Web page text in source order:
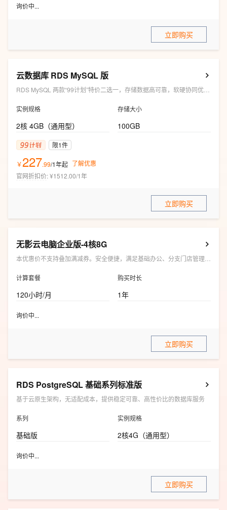
询价中...
立即购买
云数据库 RDS MySQL 版
实例规格
2核 4GB（通用型）
存储大小
100GB
限1件
￥227.99/1年起 了解优惠
官网折扣价:¥1512.00/1年
立即购买
无影云电脑企业版-4核8G
计算套餐
120小时/月
购买时长
1年
询价中...
立即购买
RDS PostgreSQL 基础系列标准版
基于云原生架构，无适配成本，提供稳定可靠、高性价比的数据库服务
系列
基础版
实例规格
2核4G（通用型）
询价中...
立即购买